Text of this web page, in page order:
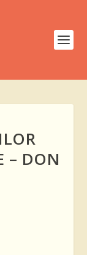
– DON